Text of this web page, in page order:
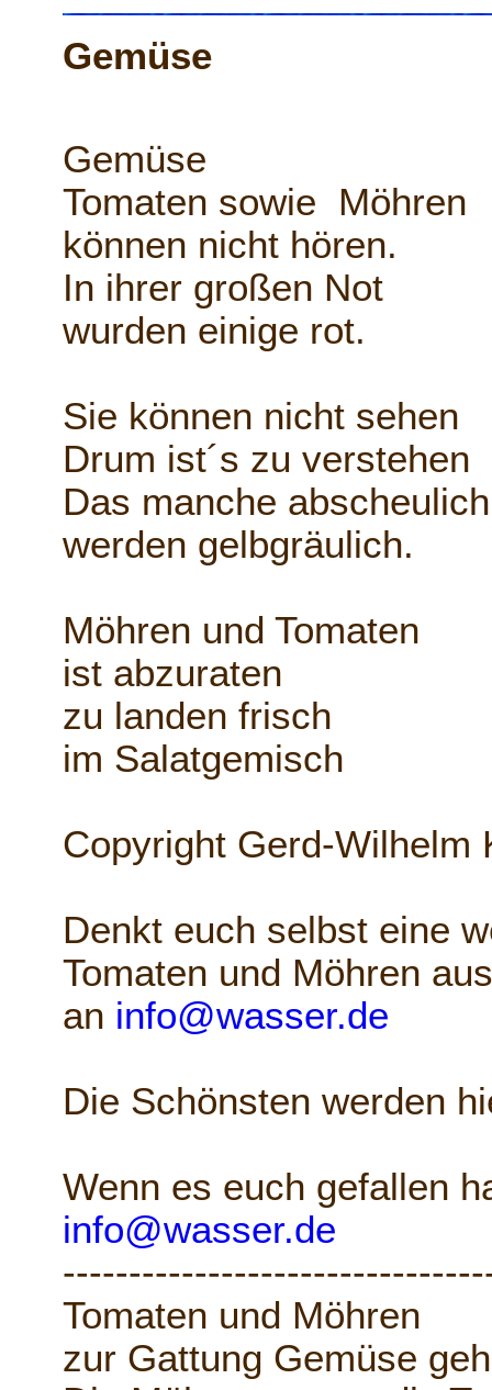
Gemüse
Gemüse
Tomaten sowie Möhren
können nicht hören.
In ihrer großen Not
wurden einige rot.
Sie können nicht sehen
Drum ist´s zu verstehen
Das manche abscheulich
werden gelbgräulich.
Möhren und Tomaten
ist abzuraten
zu landen frisch
im Salatgemisch
Copyright Gerd-Wilhelm
Denkt euch selbst eine
Tomaten und Möhren
an info@wasser.de
Die Schönsten werden
Wenn es euch gefallen
info@wasser.de
Tomaten und Möhren
zur Gattung Gemüse